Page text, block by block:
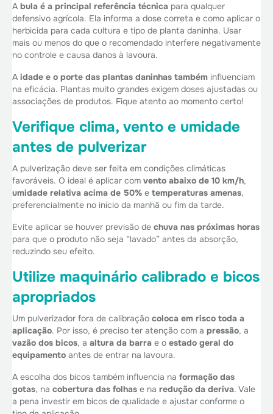
A bula é a principal referência técnica para qualquer
defensivo agrícola. Ela informa a dose correta e como aplicar o
herbicida para cada cultura e tipo de planta daninha. Usar
mais ou menos do que o recomendado interfere negativamente
no controle e causa danos à lavoura.
A idade e o porte das plantas daninhas também influenciam
na eficácia. Plantas muito grandes exigem doses ajustadas ou
associações de produtos. Fique atento ao momento certo!
Verifique clima, vento e umidade
antes de pulverizar
A pulverização deve ser feita em condições climáticas
favoráveis. O ideal é aplicar com vento abaixo de 10 km/h,
umidade relativa acima de 50% e temperaturas amenas,
preferencialmente no início da manhã ou fim da tarde.
Evite aplicar se houver previsão de chuva nas próximas horas
para que o produto não seja “lavado” antes da absorção,
reduzindo seu efeito.
Utilize maquinário calibrado e bicos
apropriados
Um pulverizador fora de calibração coloca em risco toda a
aplicação. Por isso, é preciso ter atenção com a pressão, a
vazão dos bicos, a altura da barra e o estado geral do
equipamento antes de entrar na lavoura.
A escolha dos bicos também influencia na formação das
gotas, na cobertura das folhas e na redução da deriva. Vale
a pena investir em bicos de qualidade e ajustar conforme o